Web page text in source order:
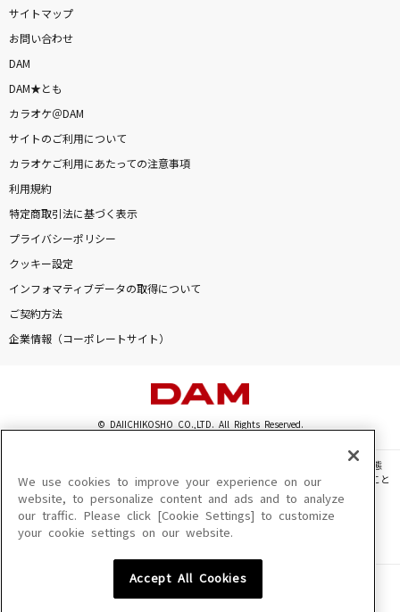
[生音]卒業
斉藤由貴
BECAUSE YOU'RE MY SHAWTY
AK-69
ラブソングに襲われる
＝LOVE
会いたくて 会いたくて
もっと見る
カラオケ最新情報をチェック！
サイトマップ
お問い合わせ
DAM
DAM★とも
カラオケ＠DAM
サイトのご利用について
カラオケご利用にあたっての注意事項
利用規約
特定商取引法に基づく表示
プライバシーポリシー
クッキー設定
インフォマティブデータの取得について
ご契約方法
企業情報（コーポレートサイト）
© DAIICHIKOSHO CO.,LTD. All Rights Reserved.
このサイトに掲載されている一切の文章・画像・写真・動画・音声等を、手段や形態
を問わず、著作権法の定める範囲を超えて無断で複製、転載、ファイル化などすること
を禁じます。
楽曲及びコンテンツは、機種によりご利用いただけない場合があります。
楽曲及びコンテンツの配信日、配信内容が変更になる場合があります。
We use cookies to improve your experience on our
website, to personalize content and ads and to analyze
our traffic. Please click [Cookie Settings] to customize
your cookie settings on our website.
Accept All Cookies